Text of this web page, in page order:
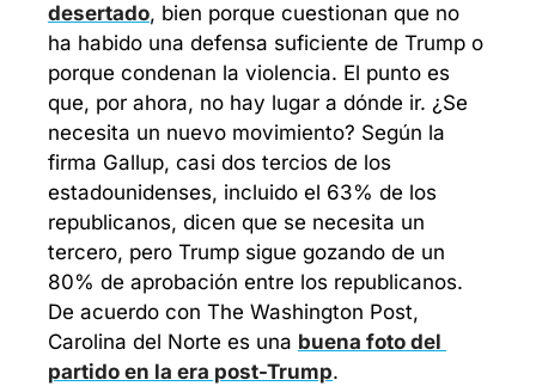
desertado, bien porque cuestionan que no
ha habido una defensa suficiente de Trump o
porque condenan la violencia. El punto es
que, por ahora, no hay lugar a dónde ir. ¿Se
necesita un nuevo movimiento? Según la
firma Gallup, casi dos tercios de los
estadounidenses, incluido el 63% de los
republicanos, dicen que se necesita un
tercero, pero Trump sigue gozando de un
80% de aprobación entre los republicanos.
De acuerdo con The Washington Post,
Carolina del Norte es una buena foto del
partido en la era post-Trump.